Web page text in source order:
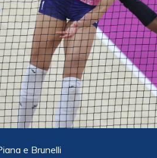
e Brunelli